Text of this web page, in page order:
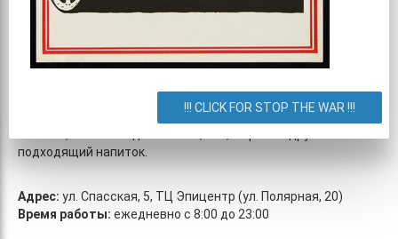
собственными глазами вживую наблюдать за тем, как
кулинарного искусства. В ассортименте и сладкие, и
соленые блюда - штрудели с маком, с кокосом и сыром,
перцем, с лососем и шпинатом, с томатной, сметанной,
ванильной, ягодной или шоколадной подливкой, сырнички с
подходящий напиток.
Адрес: ул. Спасская, 5, ТЦ Эпицентр (ул. Полярная, 20)
Время работы: ежедневно с 8:00 до 23:00
!!! CLICK FOR STOP THE WAR !!!